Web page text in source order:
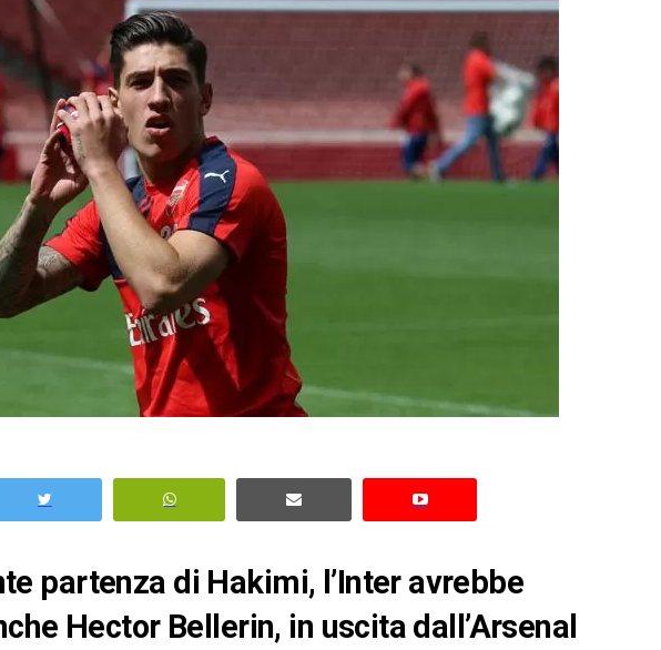
partenza di Hakimi, l’Inter avrebbe
Hector Bellerin, in uscita dall’Arsenal